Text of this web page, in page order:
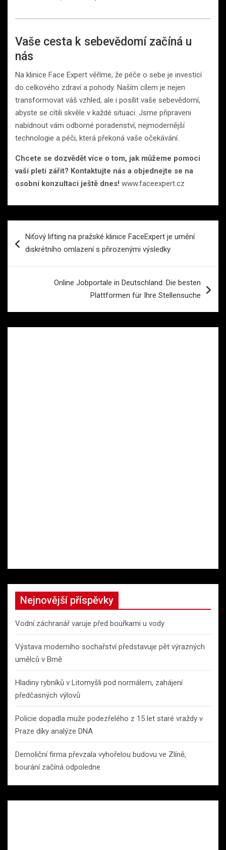
Vaše cesta k sebevědomí začíná u
nás
Na klinice Face Expert věříme, že péče o sebe je investicí
do celkového zdraví a pohody. Naším cílem je nejen
transformovat váš vzhled, ale i posílit vaše sebevědomí,
abyste se cítili skvěle v každé situaci. Jsme připraveni
nabídnout vám odborné poradenství, nejmodernější
technologie a péči, která překoná vaše očekávání.
Chcete se dozvědět více o tom, jak můžeme pomoci
vaší pleti zářit? Kontaktujte nás a objednejte se na
osobní konzultaci ještě dnes! www.faceexpert.cz
proNiťový lifting na pražské klinice FaceExpert je umění
diskrétního omlazení s přirozenými výsledky
Online Jobportale in Deutschland: Die besten
Plattformen für Ihre Stellensuche
Nejnovější příspěvky
Vodní záchranář varuje před bouřkami u vody
Výstava moderního sochařství představuje pět výrazných
umělců v Brně
Hladiny rybníků v Litomyšli pod normálem, zahájení
předčasných výlovů
Policie dopadla muže podezřelého z 15 let staré vraždy v
Praze díky analýze DNA
Demoliční firma převzala vyhořelou budovu ve Zlíně,
bourání začíná odpoledne